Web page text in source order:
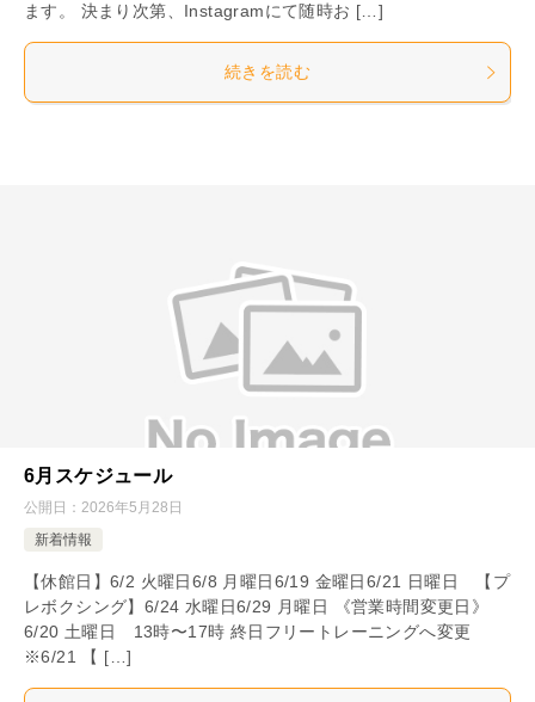
ます。 決まり次第、Instagramにて随時お […]
続きを読む
6月スケジュール
公開日： 2026年5月28日
新着情報
【休館日】6/2 火曜日6/8 月曜日6/19 金曜日6/21 日曜日 【プ
レボクシング】6/24 水曜日6/29 月曜日 《営業時間変更日》
6/20 土曜日 13時〜17時 終日フリートレーニングへ変更
※6/21 【 […]